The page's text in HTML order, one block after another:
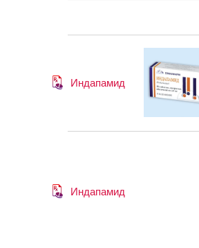
Индапамид
Индапамид